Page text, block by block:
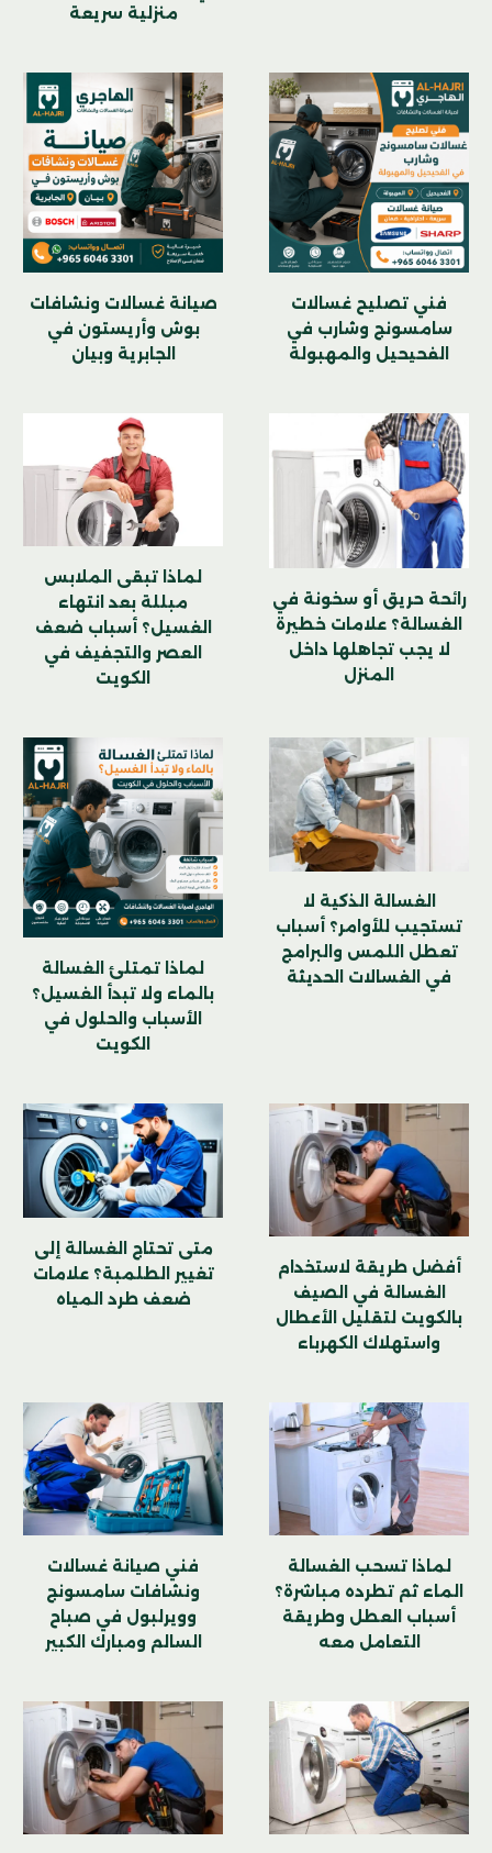
منزلية سريعة
فني تصليح غسالات
سامسونج وشارب في
الفحيحيل والمهبولة
صيانة غسالات ونشافات
بوش وأريستون في
الجابرية وبيان
رائحة حريق أو سخونة في
الغسالة؟ علامات خطيرة
لا يجب تجاهلها داخل
المنزل
لماذا تبقى الملابس
مبللة بعد انتهاء
الغسيل؟ أسباب ضعف
العصر والتجفيف في
الكويت
الغسالة الذكية لا
تستجيب للأوامر؟ أسباب
تعطل اللمس والبرامج
في الغسالات الحديثة
لماذا تمتلئ الغسالة
بالماء ولا تبدأ الغسيل؟
الأسباب والحلول في
الكويت
أفضل طريقة لاستخدام
الغسالة في الصيف
بالكويت لتقليل الأعطال
واستهلاك الكهرباء
متى تحتاج الغسالة إلى
تغيير الطلمبة؟ علامات
ضعف طرد المياه
لماذا تسحب الغسالة
الماء ثم تطرده مباشرة؟
أسباب العطل وطريقة
التعامل معه
فني صيانة غسالات
ونشافات سامسونج
وويرلبول في صباح
السالم ومبارك الكبير